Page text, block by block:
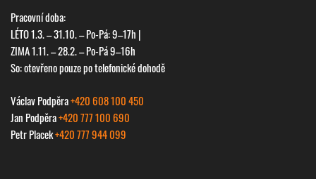
Pracovní doba:
LÉTO 1.3. – 31.10. – Po-Pá: 9–17h |
ZIMA 1.11. – 28.2. – Po-Pá 9–16h
So: otevřeno pouze po telefonické dohodě
Václav Podpěra+420 608 100 450
Jan Podpěra+420 777 100 690
Petr Placek+420 777 944 099